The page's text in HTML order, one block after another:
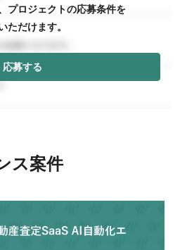
プロジェクトの応募条件を
ただけます。
応募する
ス案件